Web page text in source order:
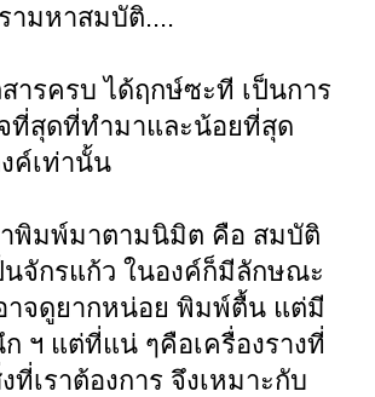
ามหาสมบัติ....
ารครบ ได้ฤกษ์ซะที เป็นการ
ที่สุดที่ทำมาและน้อยที่สุด
ค์เท่านั้น
พิมพ์มาตามนิมิต คือ สมบัติ
นจักรแก้ว ในองค์ก็มีลักษณะ
าจดูยากหน่อย พิมพ์ตื้น แต่มี
ฯ แต่ที่แน่ ๆคือเครื่องรางที่
ที่เราต้องการ จึงเหมาะกับ